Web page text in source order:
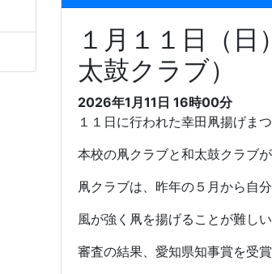
１月１１日（
太鼓クラブ）
2026年1月11日 16時00分
１１日に行われた幸田凧揚げまつ
本校の凧クラブと和太鼓クラブが
凧クラブは、昨年の５月から自
風が強く凧を揚げることが難し
審査の結果、愛知県知事賞を受賞